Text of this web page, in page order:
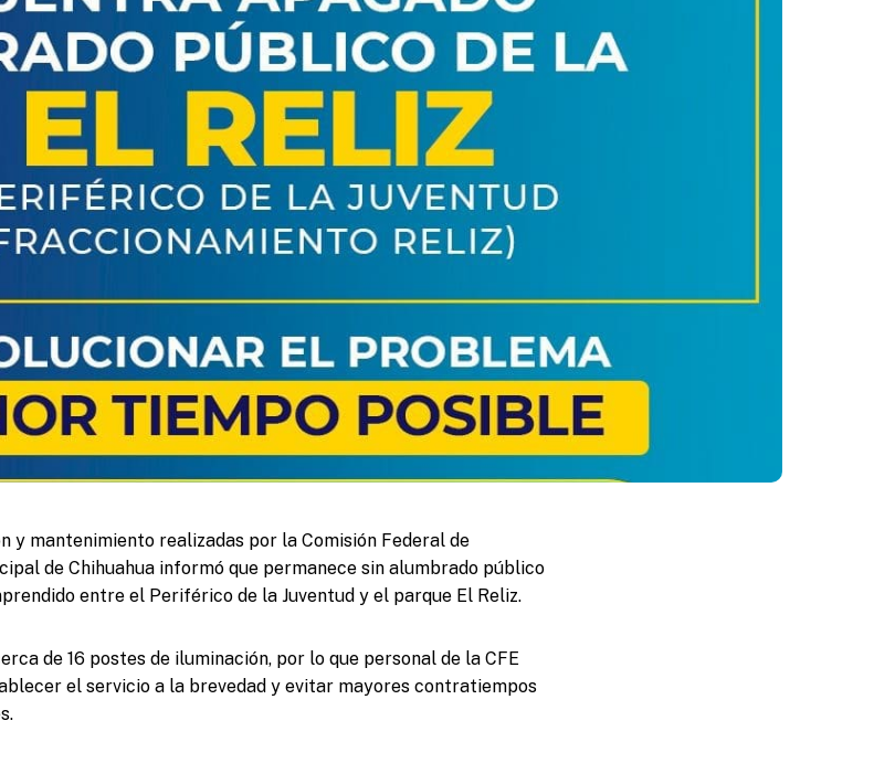
y mantenimiento realizadas por la Comisión Federal de
de Chihuahua informó que permanece sin alumbrado público
entre el Periférico de la Juventud y el parque El Reliz.
de 16 postes de iluminación, por lo que personal de la CFE
el servicio a la brevedad y evitar mayores contratiempos